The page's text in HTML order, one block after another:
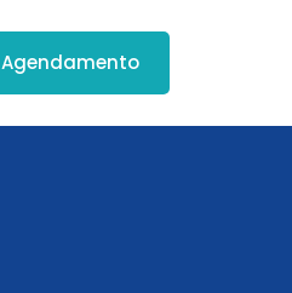
Agendamento